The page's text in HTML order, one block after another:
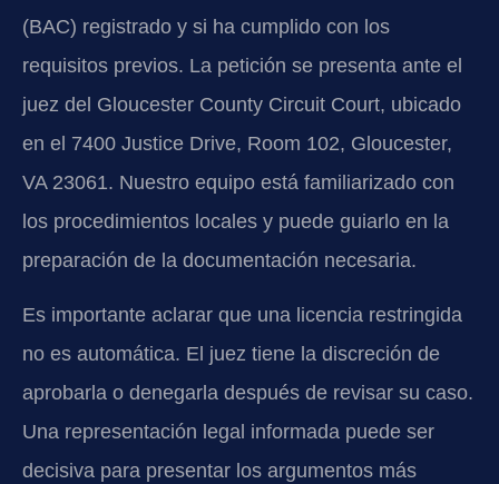
(BAC) registrado y si ha cumplido con los
requisitos previos. La petición se presenta ante el
juez del Gloucester County Circuit Court, ubicado
en el 7400 Justice Drive, Room 102, Gloucester,
VA 23061. Nuestro equipo está familiarizado con
los procedimientos locales y puede guiarlo en la
preparación de la documentación necesaria.
Es importante aclarar que una licencia restringida
no es automática. El juez tiene la discreción de
aprobarla o denegarla después de revisar su caso.
Una representación legal informada puede ser
decisiva para presentar los argumentos más